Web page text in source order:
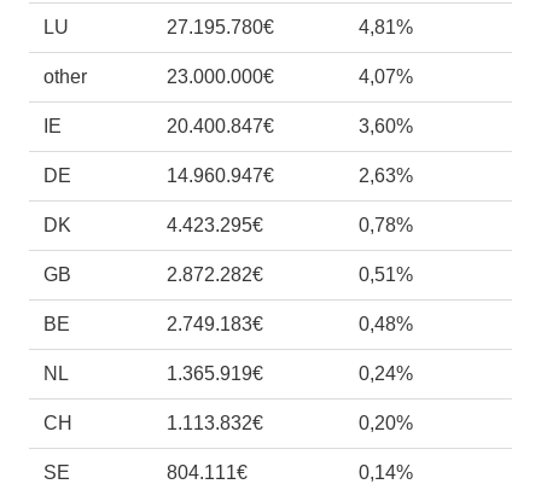
LU 27.195.780€ 4,81%
other 23.000.000€ 4,07%
IE 20.400.847€ 3,60%
DE 14.960.947€ 2,63%
DK 4.423.295€ 0,78%
GB 2.872.282€ 0,51%
BE 2.749.183€ 0,48%
NL 1.365.919€ 0,24%
CH 1.113.832€ 0,20%
SE 804.111€ 0,14%